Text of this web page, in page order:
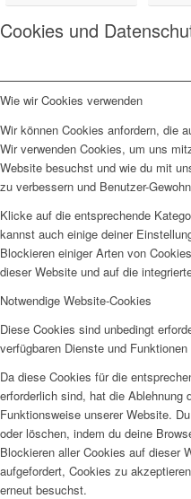
Cookies und
Wie wir Cookies verwenden
Wir können Cookies anfordern, die
Wir verwenden Cookies, um uns
Website besuchst und wie du mit
zu verbessern und Benutzer-
Klicke auf die entsprechende
kannst auch einige deiner
Blockieren einiger Arten von
dieser Website und auf die
Notwendige Website-Cookies
Diese Cookies sind unbedingt
verfügbaren Dienste und
Da diese Cookies für die
erforderlich sind, hat die Ablehnung
Funktionsweise unserer Website.
oder löschen, indem du deine
Blockieren aller Cookies auf dieser
aufgefordert, Cookies zu
erneut besuchst.